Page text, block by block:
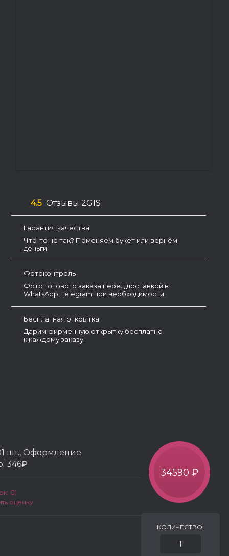
4.5 Отзывы 2GIS
Гарантия качества
Что-то не так? Поменяем букет или вернём
деньги.
Фотоконтроль
Фото готового заказа перед доставкой в
WhatsApp, Telegram при необходимости.
Бесплатная открытка
Дарим фирменную открытку бесплатно
к каждому заказу.
шт., Оформление
346₽
0)
оценку
34590 ₽
КОЛИЧЕСТВО: